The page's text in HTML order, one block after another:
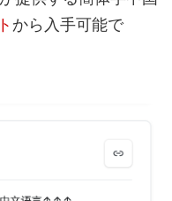
から入手可能で